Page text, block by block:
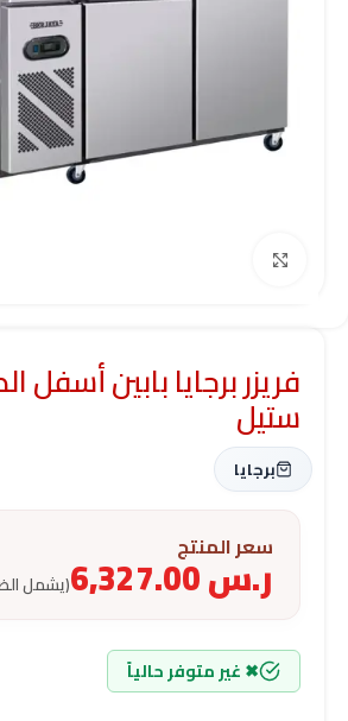
ستيل
برجايا
سعر المنتج
ر.س (يشمل
✖ غير متوفر حالياً